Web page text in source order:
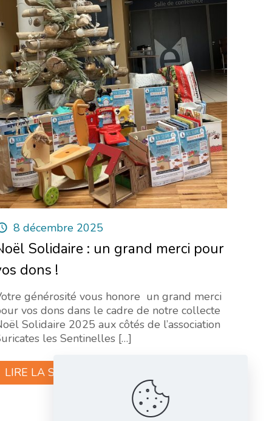
8 décembre 2025
Solidaire : un grand merci pour
dons !
générosité vous honore un grand merci
vos dons dans le cadre de notre collecte
Solidaire 2025 aux côtés de l’association
les Sentinelles […]
LIRE LA SUITE